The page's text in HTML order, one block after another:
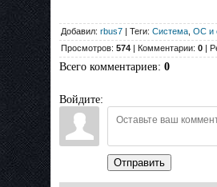
Добавил: rbus7 | Теги: Система ОС и
Просмотров: 574 | Комментарии: 0 |
Всего комментариев: 0
Войдите:
Отправить